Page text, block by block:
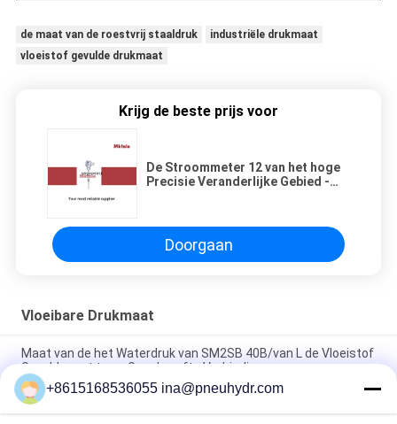
de maat van de roestvrij staaldruk
industriële drukmaat
vloeistof gevulde drukmaat
Krijg de beste prijs voor
De Stroommeter 12 van het hoge
Precisie Veranderlijke Gebied -
Doorgaan
Vloeibare Drukmaat
Maat van de het Waterdruk van SM2SB 40B/van L de Vloeistof
Gevulde met twee Geschroefte Verbinding
SM1SP de ééndelige Maat van de Verbindings Vloeibare Druk
met Geplooid Geval
+8615168536055 ina@pneuhydr.com